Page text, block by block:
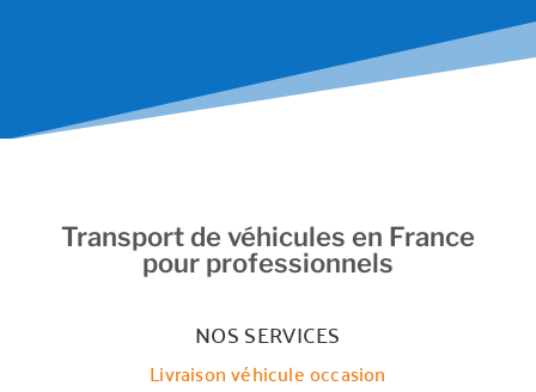
Transport de véhicules en France
pour professionnels
NOS SERVICES
Livraison véhicule occasion